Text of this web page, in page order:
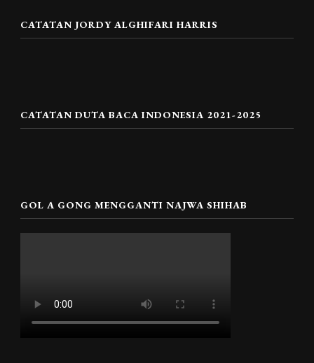
CATATAN JORDY ALGHIFARI HARRIS
CATATAN DUTA BACA INDONESIA 2021-2025
GOL A GONG MENGGANTI NAJWA SHIHAB